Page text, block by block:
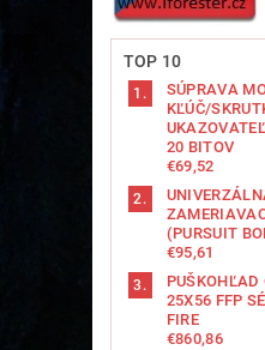
TOP 10
SÚPRAVA
KĽÚČ/
20 BITOV
€69,52
(PURSUIT
€95,61
PUŠKOHĽAD
25X56 FFP
FIRE
€860,86